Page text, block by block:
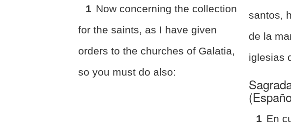
1 Now concerning the collection
for the saints, as I have given
orders to the churches of Galatia,
so you must do also:
santos,
de la
iglesias
1 En